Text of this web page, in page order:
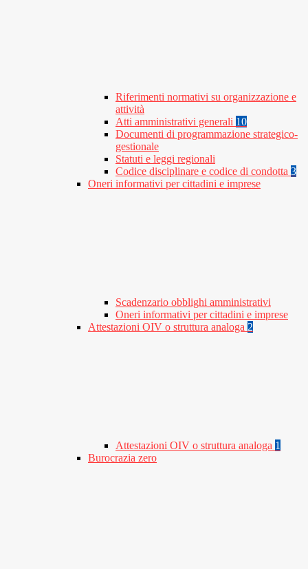
Riferimenti normativi su organizzazione e
attività
Atti amministrativi generali 10
Documenti di programmazione strategico-
gestionale
Statuti e leggi regionali
Codice disciplinare e codice di condotta 3
Oneri informativi per cittadini e imprese
Scadenzario obblighi amministrativi
Oneri informativi per cittadini e imprese
Attestazioni OIV o struttura analoga 2
Attestazioni OIV o struttura analoga 1
Burocrazia zero